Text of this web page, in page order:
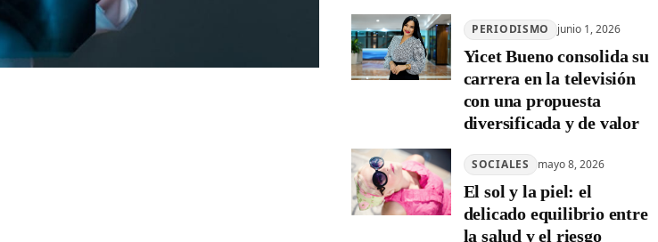
PERIODISMO junio 1, 2026
Yicet Bueno consolida su
carrera en la televisión
con una propuesta
diversificada y de valor
SOCIALES mayo 8, 2026
El sol y la piel: el
delicado equilibrio entre
la salud y el riesgo